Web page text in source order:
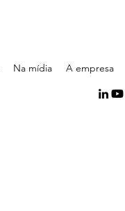
Na mídia A empresa